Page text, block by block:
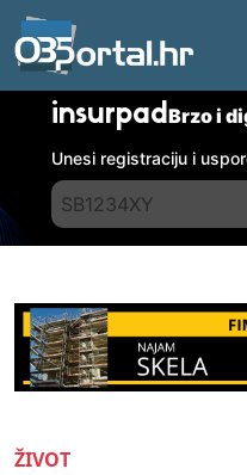
insurpadBrzo i
Unesi registraciju i
ŽIVOT